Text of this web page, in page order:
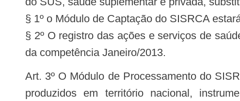
§ 1º o Módulo de Captação do SISRCA
§ 2º O registro das ações e serviços de
da competência Janeiro/2013.
Art. 3º O Módulo de Processamento do SISRCA será o aplicativo que irá processar e consolidar as ações e serviços de saúde
produzidos em território nacional,